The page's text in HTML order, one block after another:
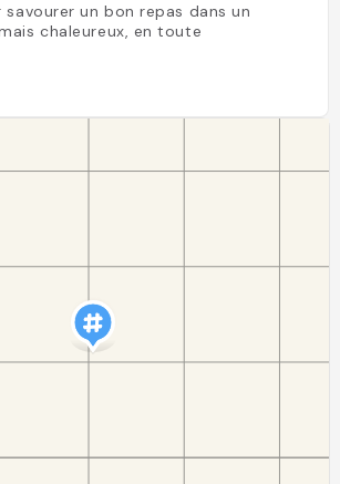
savourer un bon repas dans un
chaleureux, en toute